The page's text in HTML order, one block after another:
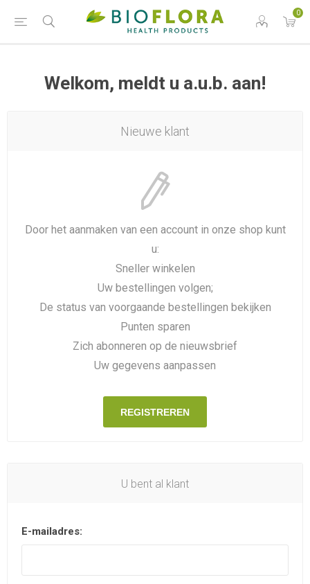
0
Welkom, meldt u a.u.b. aan!
Nieuwe klant
Door het aanmaken van een account in onze shop kunt
u:
Sneller winkelen
Uw bestellingen volgen;
De status van voorgaande bestellingen bekijken
Punten sparen
Zich abonneren op de nieuwsbrief
Uw gegevens aanpassen
REGISTREREN
U bent al klant
E-mailadres: